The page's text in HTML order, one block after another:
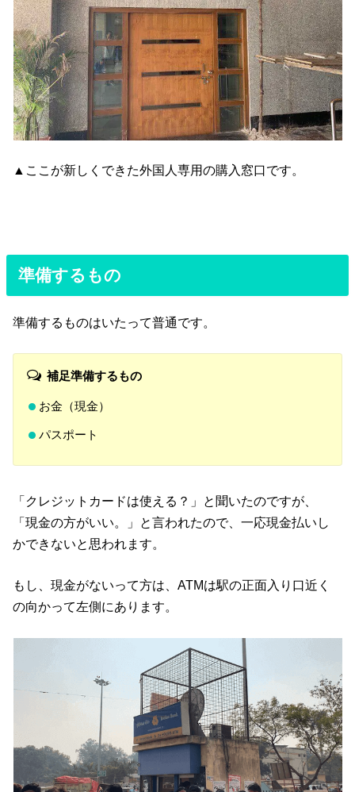
▲ここが新しくできた外国人専用の購入窓口です。
準備するもの
準備するものはいたって普通です。
補足準備するもの
お金（現金）
パスポート
「クレジットカードは使える？」と聞いたのですが、
「現金の方がいい。」と言われたので、一応現金払いし
かできないと思われます。
もし、現金がないって方は、ATMは駅の正面入り口近く
の向かって左側にあります。